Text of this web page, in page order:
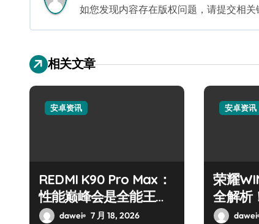
如您发现内容存在版权问题，请提交相
相关文章
安卓资讯
REDMI K90 Pro Max：
性能巅峰会是全能王
者？dawei 7 月 18, 2026
安卓资讯
荣耀
全解析
dawei